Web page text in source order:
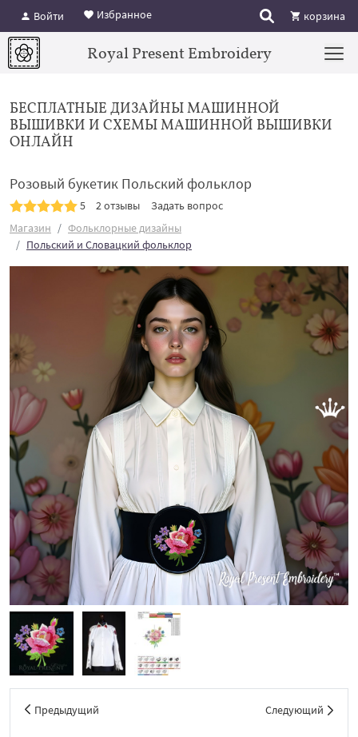
Войти Избранное корзина
Royal Present Embroidery
БЕСПЛАТНЫЕ ДИЗАЙНЫ МАШИННОЙ
ВЫШИВКИ И СХЕМЫ МАШИННОЙ ВЫШИВКИ
ОНЛАЙН
Розовый букетик Польский фольклор
5 2 отзывы
Задать вопрос
Магазин
Фольклорные дизайны
Польский и Словацкий фольклор
Предыдущий Следующий